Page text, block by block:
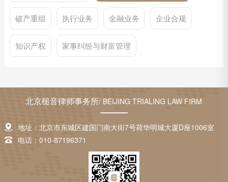
破产重组 执行业务 金融业务 企业合规
知识产权 家事纠纷与财富管理
北京槌音律师事务所/ BEIJING TRIALING LAW FIRM
地址：北京市东城区建国门南大街7号荷华明城大厦D座1006室
电话：010-87196371